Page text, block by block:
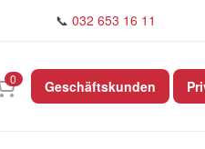
📞 032 653 16 11
0 Geschäftskunden